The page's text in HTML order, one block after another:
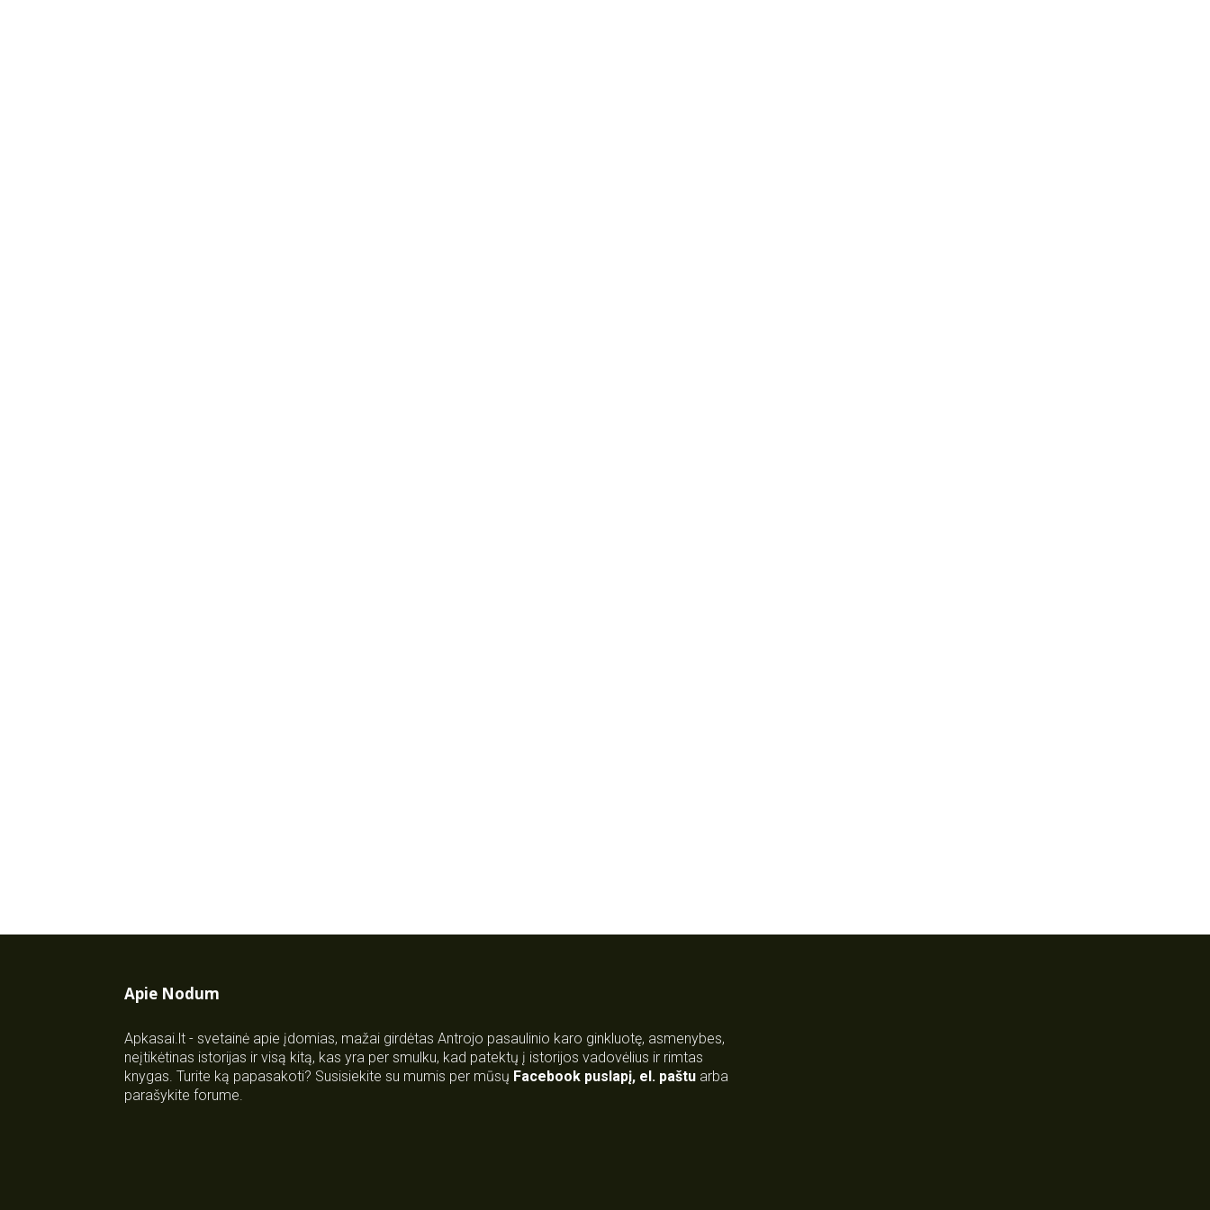
Apie Nodum
Apkasai.lt - svetainė apie įdomias, mažai girdėtas Antrojo pasaulinio karo ginkluotę, asmenybes,
neįtikėtinas istorijas ir visą kitą, kas yra per smulku, kad patektų į istorijos vadovėlius ir rimtas
knygas. Turite ką papasakoti? Susisiekite su mumis per mūsų Facebook puslapį, el. paštu arba
parašykite forume.